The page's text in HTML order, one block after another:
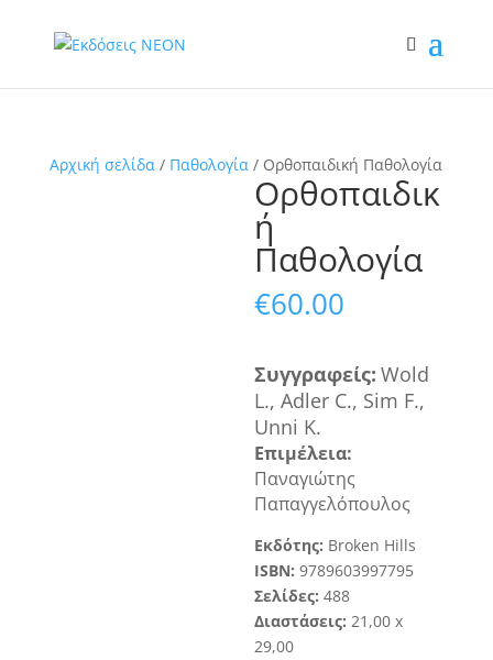
Αρχική σελίδα/ Παθολογία/ Ορθοπαιδική Παθολογία
Ορθοπαιδικ
ή
Παθολογία
€60.00
Συγγραφείς: Wold
L., Adler C., Sim F.,
Unni K.
Επιμέλεια:
Παναγιώτης
Παπαγγελόπουλος
Εκδότης: Broken Hills
ISBN:9789603997795
Σελίδες:488
Διαστάσεις:21 ,00 x
29,00